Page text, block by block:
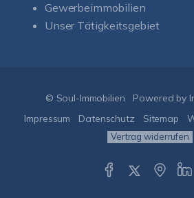
Gewerbeimmobilien
Unser Tätigkeitsgebiet
© Soul-Immobilien
Powered by
Impressum
Datenschutz Sitemap
Vertrag widerrufen
5,00
/
5,00
Bewertungen
1
anderen Quelle